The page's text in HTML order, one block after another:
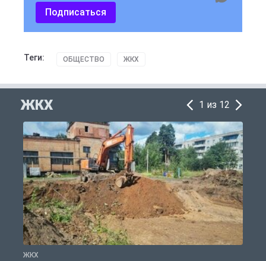
Подписаться
Теги: ОБЩЕСТВО ЖКХ
ЖКХ 1 из 12
ЖКХ